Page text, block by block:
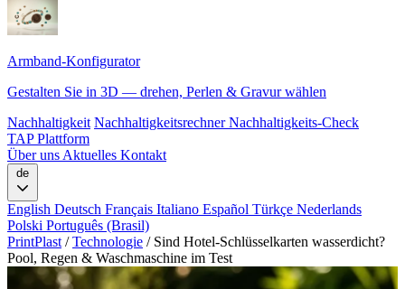
Armband-Konfigurator
Gestalten Sie in 3D — drehen, Perlen & Gravur wählen
Nachhaltigkeit NachhaltigkeitsrechnerNachhaltigkeits-Check
TAP Plattform
Über uns Aktuelles Kontakt
de
English Deutsch Français Italiano Español Türkçe Nederlands
Polski Português (Brasil)
PrintPlast / Technologie / Sind Hotel-Schlüsselkarten wasserdicht?
Pool, Regen & Waschmaschine im Test